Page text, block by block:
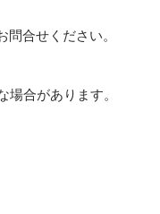
合せください。
合があります。